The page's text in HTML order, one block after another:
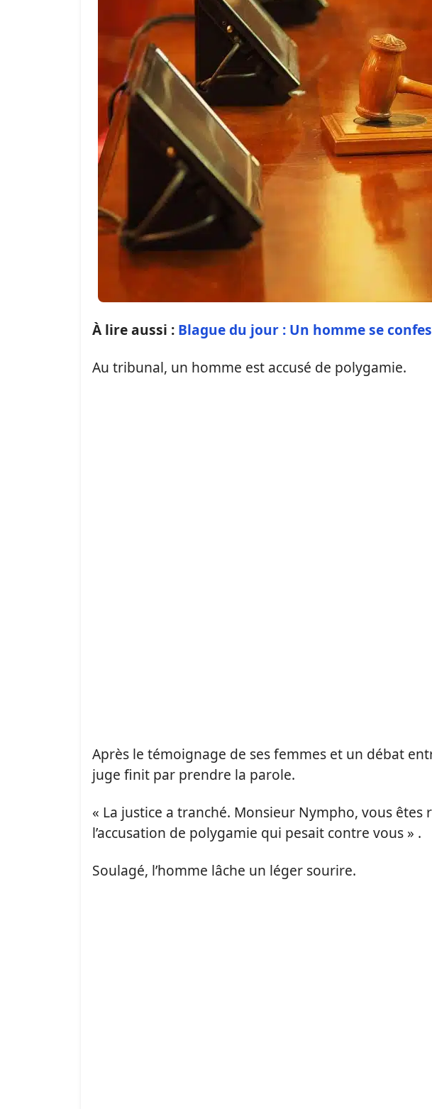
À lire aussi : Blague du jour : Un homme se
Au tribunal, un homme est accusé de polygamie.
Après le témoignage de ses femmes et un débat
juge finit par prendre la parole.
« La justice a tranché. Monsieur Nympho, vous
l’accusation de polygamie qui pesait contre vous » .
Soulagé, l’homme lâche un léger sourire.